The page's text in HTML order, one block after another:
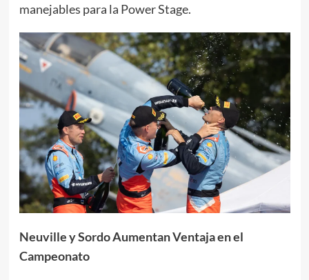
manejables para la Power Stage.
Neuville y Sordo Aumentan Ventaja en el
Campeonato